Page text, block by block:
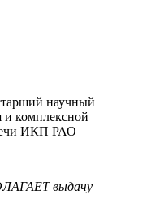
научный
и комплексной
ИКП РАО
выдачу